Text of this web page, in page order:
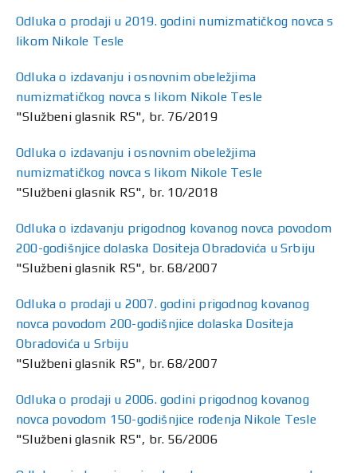
Odluka o prodaji u 2019. godini numizmatičkog novca s
likom Nikole Tesle
Odluka o izdavanju i osnovnim obeležjima
numizmatičkog novca s likom Nikole Tesle
"Službeni glasnik RS", br. 76/2019
Odluka o izdavanju i osnovnim obeležjima
numizmatičkog novca s likom Nikole Tesle
"Službeni glasnik RS", br. 10/2018
Odluka o izdavanju prigodnog kovanog novca povodom
200-godišnjice dolaska Dositeja Obradovića u Srbiju
"Službeni glasnik RS", br. 68/2007
Odluka o prodaji u 2007. godini prigodnog kovanog
novca povodom 200-godišnjice dolaska Dositeja
Obradovića u Srbiju
"Službeni glasnik RS", br. 68/2007
Odluka o prodaji u 2006. godini prigodnog kovanog
novca povodom 150-godišnjice rođenja Nikole Tesle
"Službeni glasnik RS", br. 56/2006